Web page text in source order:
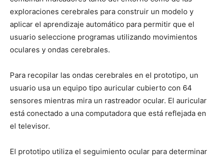
exploraciones cerebrales para construir un modelo y
aplicar el aprendizaje automático para permitir que el
usuario seleccione programas utilizando movimientos
oculares y ondas cerebrales.
Para recopilar las ondas cerebrales en el prototipo, un
usuario usa un equipo tipo auricular cubierto con 64
sensores mientras mira un rastreador ocular. El auricular
está conectado a una computadora que está reflejada en
el televisor.
El prototipo utiliza el seguimiento ocular para determinar